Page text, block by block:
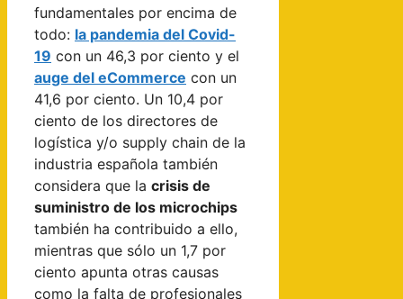
fundamentales por encima de
todo: la pandemia del Covid-
19 con un 46,3 por ciento y el
auge del eCommerce con un
41,6 por ciento. Un 10,4 por
ciento de los directores de
logística y/o supply chain de la
industria española también
considera que la crisis de
suministro de los microchips
también ha contribuido a ello,
mientras que sólo un 1,7 por
ciento apunta otras causas
como la falta de profesionales